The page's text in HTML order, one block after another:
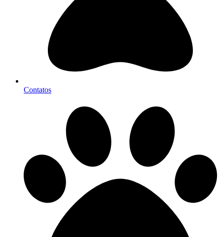
Contatos